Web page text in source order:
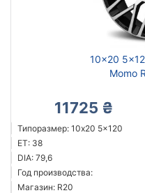
10x20
Momo
11725 ₴
Типоразмер: 10x20 5x120
ET: 38
DIA: 79,6
Год производства:
Магазин: R20